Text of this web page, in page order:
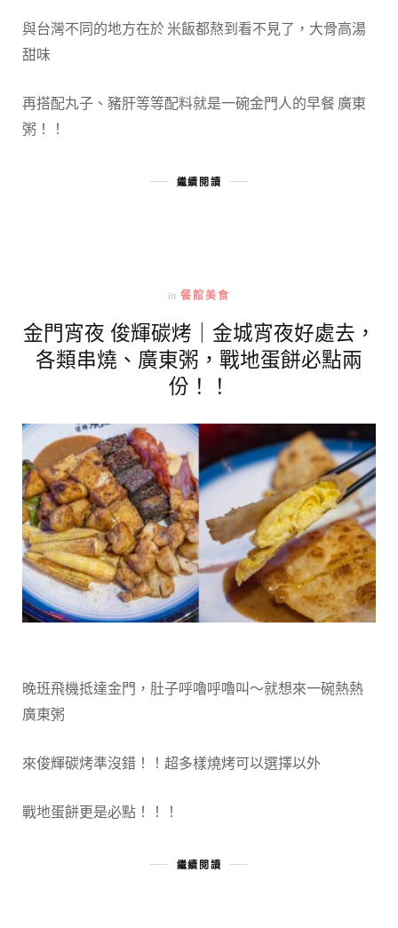
與台灣不同的地方在於 米飯都熬到看不見了，大骨高湯
甜味
再搭配丸子、豬肝等等配料就是一碗金門人的早餐 廣東
粥！！
繼續閱讀
In 餐館美食
金門宵夜 俊輝碳烤｜金城宵夜好處去，
各類串燒、廣東粥，戰地蛋餅必點兩
份！！
晚班飛機抵達金門，肚子呼嚕呼嚕叫～就想來一碗熱熱
廣東粥
來俊輝碳烤準沒錯！！超多樣燒烤可以選擇以外
戰地蛋餅更是必點！！！
繼續閱讀